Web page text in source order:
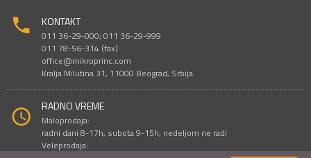
KONTAKT
011 36-29-000; 011 36-29-999
011 78-56-314 (fax)
office@mikroprinc.com
Kralja Milutina 31, 11000 Beograd, Srbija
RADNO VREME
Maloprodaja:
radni dani 8-17h, subota 9-15h, nedeljom ne radi
Veleprodaja: